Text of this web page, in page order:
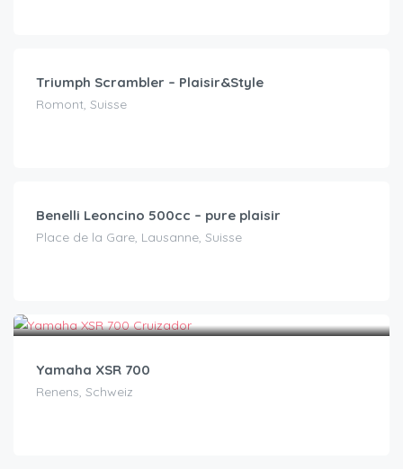
Triumph Scrambler – Plaisir&Style
Romont, Suisse
Benelli Leoncino 500cc – pure plaisir
Place de la Gare, Lausanne, Suisse
Yamaha XSR 700
Renens, Schweiz